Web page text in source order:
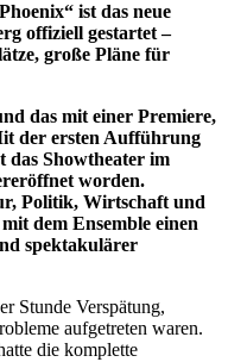
ist das neue
offiziell gestartet –
große Pläne für
das mit einer Premiere,
der ersten Aufführung
das Showtheater im
worden.
Politik, Wirtschaft und
dem Ensemble einen
spektakulärer
Stunde Verspätung,
aufgetreten waren.
die komplette